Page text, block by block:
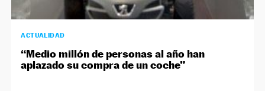
ACTUALIDAD
“Medio millón de personas al año han
aplazado su compra de un coche”